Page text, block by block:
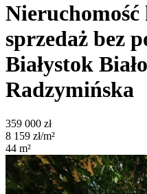
sprzedaż bez
Białystok
Radzymińska
359 000 zł
8 159 zł/m²
44 m²